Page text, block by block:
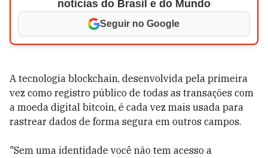
notícias do Brasil e do Mundo
Seguir no Google
A tecnologia blockchain, desenvolvida pela primeira
vez como registro público de todas as transações com
a moeda digital bitcoin, é cada vez mais usada para
rastrear dados de forma segura em outros campos.
"Sem uma identidade você não tem acesso a